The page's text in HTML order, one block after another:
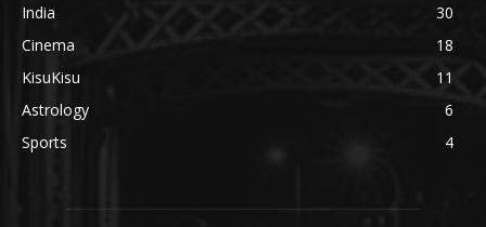
India
30
Cinema
18
KisuKisu
11
Astrology
6
Sports
4